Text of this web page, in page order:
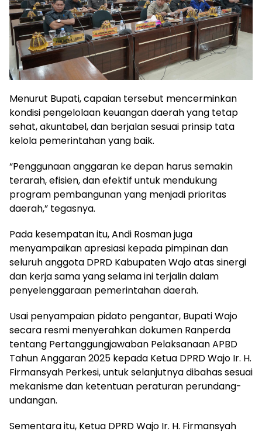
Menurut Bupati, capaian tersebut mencerminkan
kondisi pengelolaan keuangan daerah yang tetap
sehat, akuntabel, dan berjalan sesuai prinsip tata
kelola pemerintahan yang baik.
“Penggunaan anggaran ke depan harus semakin
terarah, efisien, dan efektif untuk mendukung
program pembangunan yang menjadi prioritas
daerah,” tegasnya.
Pada kesempatan itu, Andi Rosman juga
menyampaikan apresiasi kepada pimpinan dan
seluruh anggota DPRD Kabupaten Wajo atas sinergi
dan kerja sama yang selama ini terjalin dalam
penyelenggaraan pemerintahan daerah.
Usai penyampaian pidato pengantar, Bupati Wajo
secara resmi menyerahkan dokumen Ranperda
tentang Pertanggungjawaban Pelaksanaan APBD
Tahun Anggaran 2025 kepada Ketua DPRD Wajo Ir. H.
Firmansyah Perkesi, untuk selanjutnya dibahas sesuai
mekanisme dan ketentuan peraturan perundang-
undangan.
Sementara itu, Ketua DPRD Wajo Ir. H. Firmansyah